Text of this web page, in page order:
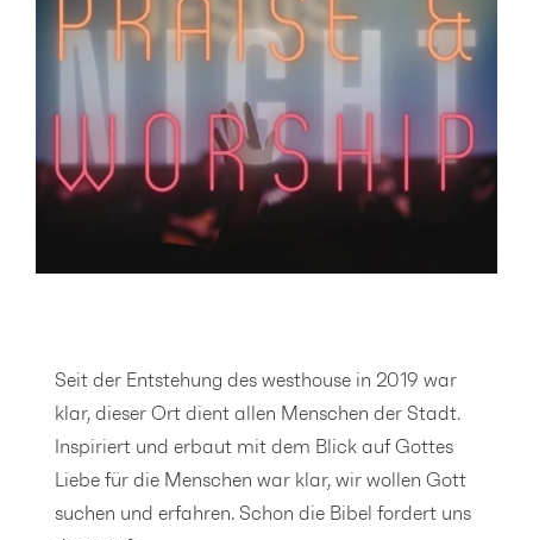
Seit der Entstehung des westhouse in 2019 war
klar, dieser Ort dient allen Menschen der Stadt.
Inspiriert und erbaut mit dem Blick auf Gottes
Liebe für die Menschen war klar, wir wollen Gott
suchen und erfahren. Schon die Bibel fordert uns